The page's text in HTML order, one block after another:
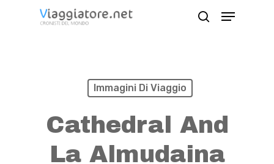
Menu
Immagini Di Viaggio
Cathedral And
La Almudaina